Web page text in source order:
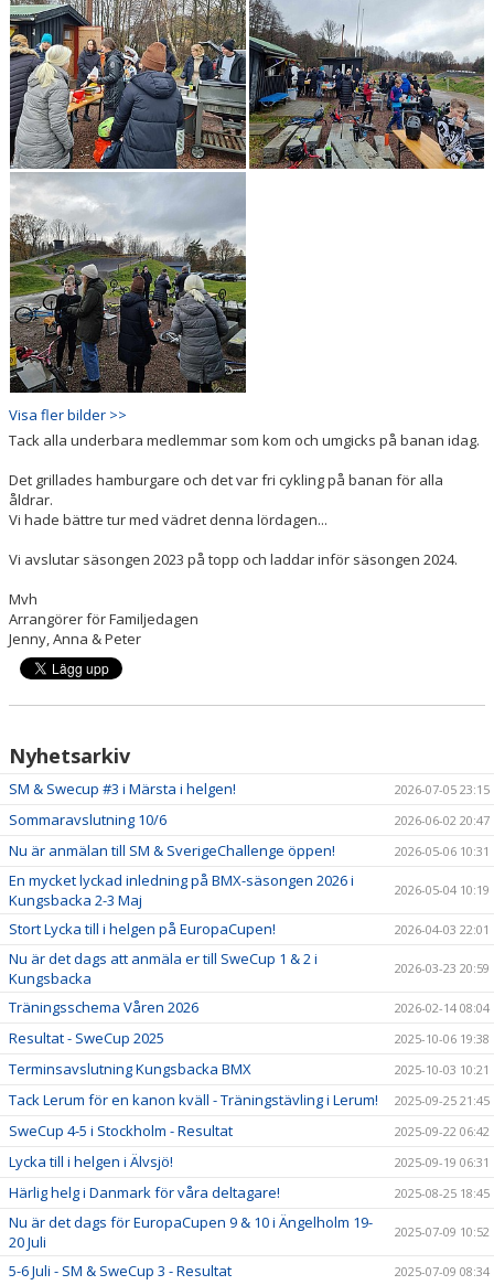
Visa fler bilder >>
Tack alla underbara medlemmar som kom och umgicks på banan idag.
Det grillades hamburgare och det var fri cykling på banan för alla
åldrar.
Vi hade bättre tur med vädret denna lördagen...
Vi avslutar säsongen 2023 på topp och laddar inför säsongen 2024.
Mvh
Arrangörer för Familjedagen
Jenny, Anna & Peter
Nyhetsarkiv
SM & Swecup #3 i Märsta i helgen! 2026-07-05 23:15
Sommaravslutning 10/6 2026-06-02 20:47
Nu är anmälan till SM & SverigeChallenge öppen! 2026-05-06 10:31
En mycket lyckad inledning på BMX-säsongen 2026 i
Kungsbacka 2-3 Maj
2026-05-04 10:19
Stort Lycka till i helgen på EuropaCupen! 2026-04-03 22:01
Nu är det dags att anmäla er till SweCup 1 & 2 i
Kungsbacka
2026-03-23 20:59
Träningsschema Våren 2026 2026-02-14 08:04
Resultat - SweCup 2025 2025-10-06 19:38
Terminsavslutning Kungsbacka BMX 2025-10-03 10:21
Tack Lerum för en kanon kväll - Träningstävling i Lerum! 2025-09-25 21:45
SweCup 4-5 i Stockholm - Resultat 2025-09-22 06:42
Lycka till i helgen i Älvsjö! 2025-09-19 06:31
Härlig helg i Danmark för våra deltagare! 2025-08-25 18:45
Nu är det dags för EuropaCupen 9 & 10 i Ängelholm 19-
20 Juli
2025-07-09 10:52
5-6 Juli - SM & SweCup 3 - Resultat 2025-07-09 08:34